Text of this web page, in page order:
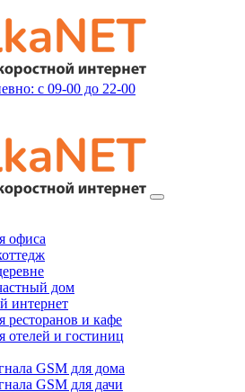
с 09-00 до 22-00
офиса
дом
интернет
ресторанов и кафе
отелей и гостиниц
GSM для дома
GSM для дачи